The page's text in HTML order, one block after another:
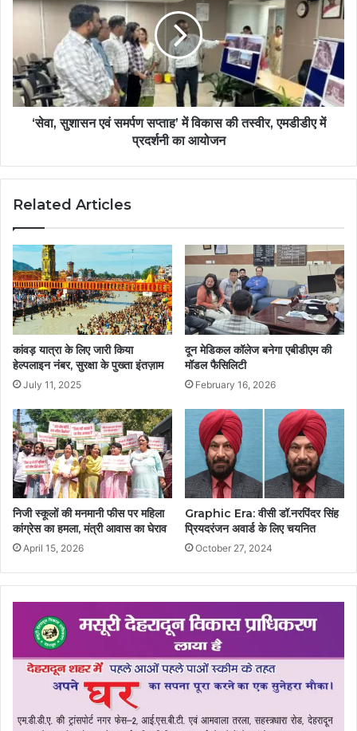
‘सेवा, सुशासन एवं समर्पण सप्ताह’ में विकास की तस्वीर, एमडीडीए में
प्रदर्शनी का आयोजन
Related Articles
कांवड़ यात्रा के लिए जारी किया
हेल्पलाइन नंबर, सुरक्षा के पुख्ता इंतज़ाम
July 11, 2025
दून मेडिकल कॉलेज बनेगा एबीडीएम की
मॉडल फैसिलिटी
February 16, 2026
निजी स्कूलों की मनमानी फीस पर महिला
कांग्रेस का हमला, मंत्री आवास का घेराव
April 15, 2026
Graphic Era: वीसी डॉ.नरपिंदर सिंह
प्रियदरंजन अवार्ड के लिए चयनित
October 27, 2024